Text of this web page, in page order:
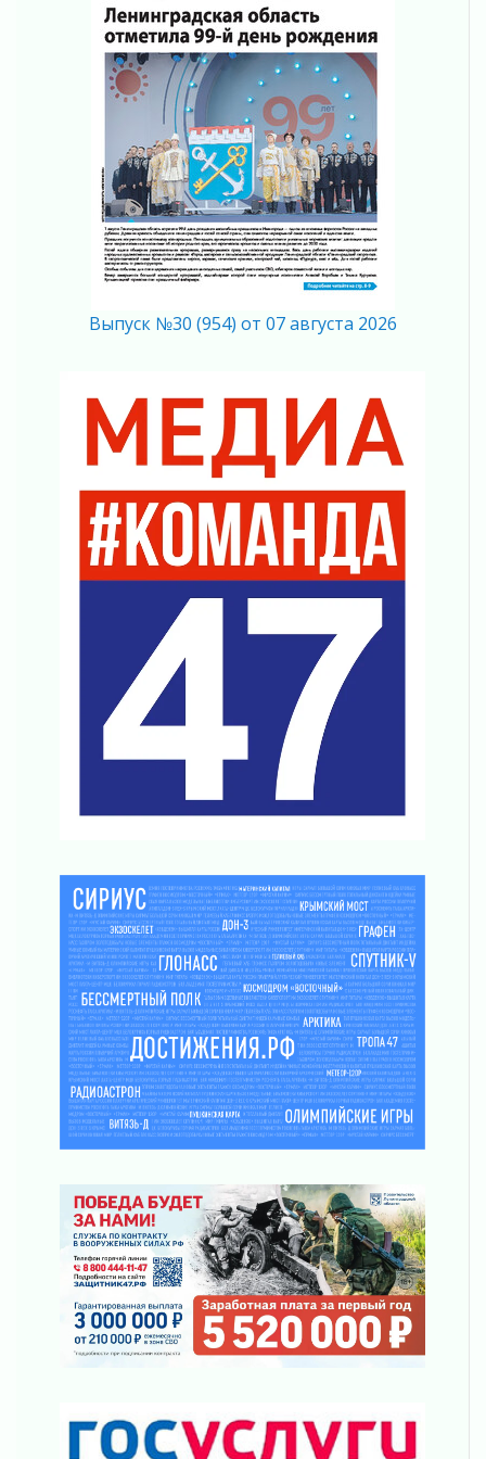
труда в ЖКХ
03 августа 2026
Поддержка волонтерских объединений
03 августа 2026
Ладожский мост полностью закроют на два
03 августа 2026
Музеи Ленобласти обновляют пространства
03 августа 2026
Новая площадка: 2027
03 августа 2026
Часть медиков в Ленобласти сможет
рассчитывать на доплату от региона
03 августа 2026
ликвидировали 10 пожаров
03 августа 2026
Клюква наливается, но в корзинку пока не
просится
03 августа 2026
Строительные компании Ленобласти
подняли зарплаты почти на 40% за год
03 августа 2026
Шесть новых жизней в честь дня рождения
Ленинградской области
Уроки безопасности для детей и взрослых
03 августа 2026
Ленобласть отмечает День Воздушно-
02 августа 2026
02 августа 2026
02 августа 2026
Ладога — не пруд
02 августа 2026
ПСК через Гослуслуги напомнит жителям
Ленинградской области о неоплаченных
счетах
02 августа 2026
Пропавшего подростка нашли в Кировском
районе Ленобласти
02 августа 2026
Жителям Ленобласти напомнили, как
02 августа 2026
В Ивангороде назвали новых почетных
граждан Ленинградской области
02 августа 2026
Готовность №1
02 августа 2026
Километровые столбы «Дороги жизни»
отправили на реставрацию
операторов БПЛА
Выпуск №30 (954) от 07 августа 2026